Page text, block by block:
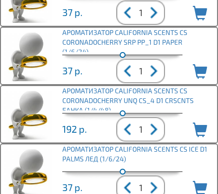
37 р.
АРОМАТИЗАТОР CALIFORNIA SCENTS CS
CORONADOCHERRY SRP PP_1 D1 PAPER
(1/6/24)
37 р.
АРОМАТИЗАТОР CALIFORNIA SCENTS CS
CORONADOCHERRY UNQ CS_4 D1 CRSCNTS
БАНКА (1/4/48)
192 р.
АРОМАТИЗАТОР CALIFORNIA SCENTS CS ICE D1
PALMS ЛЕД (1/6/24)
37 р.